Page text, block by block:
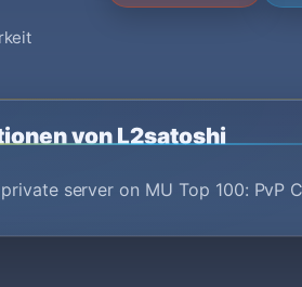
von L2satoshi
server on MU Top 100: PvP